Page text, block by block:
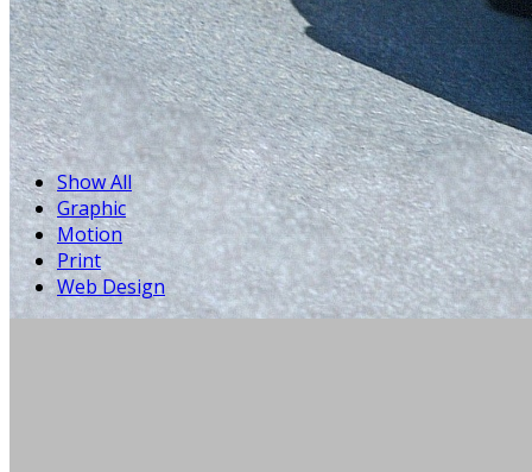
Show All
Graphic
Motion
Print
Web Design